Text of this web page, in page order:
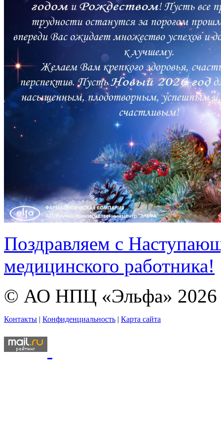
Поздравляем с
медицинского работника!
© АО НПЦ «Эльфа» 2026
Контакты | Конфиденциальность | Карта сайта